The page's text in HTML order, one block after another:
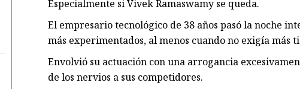
Especialmente si Vivek Ramaswamy se queda.
El empresario tecnológico de 38 años pasó la noche
más experimentados, al menos cuando no exigía más
Envolvió su actuación con una arrogancia
de los nervios a sus competidores.